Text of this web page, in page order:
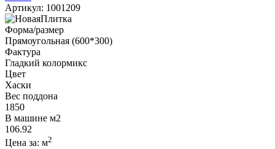
Артикул: 1001209
Форма/размер
Прямоугольная (600*300)
Фактура
Гладкий колормикс
Цвет
Хаски
Вес поддона
1850
В машине м2
106.92
Цена за: м2